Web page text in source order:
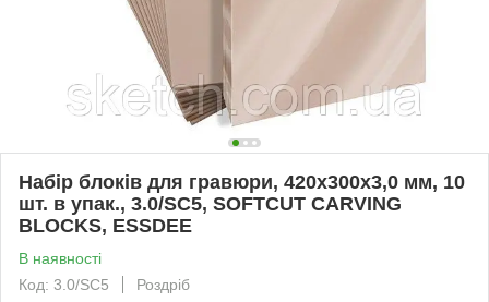
Набір блоків для гравюри, 420х300х3,0 мм, 10
шт. в упак., 3.0/SC5, SOFTCUT CARVING
BLOCKS, ESSDEE
В наявності
Код: 3.0/SC5
Роздріб